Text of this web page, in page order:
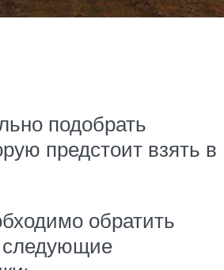
подобрать
предстоит взять в
обратить